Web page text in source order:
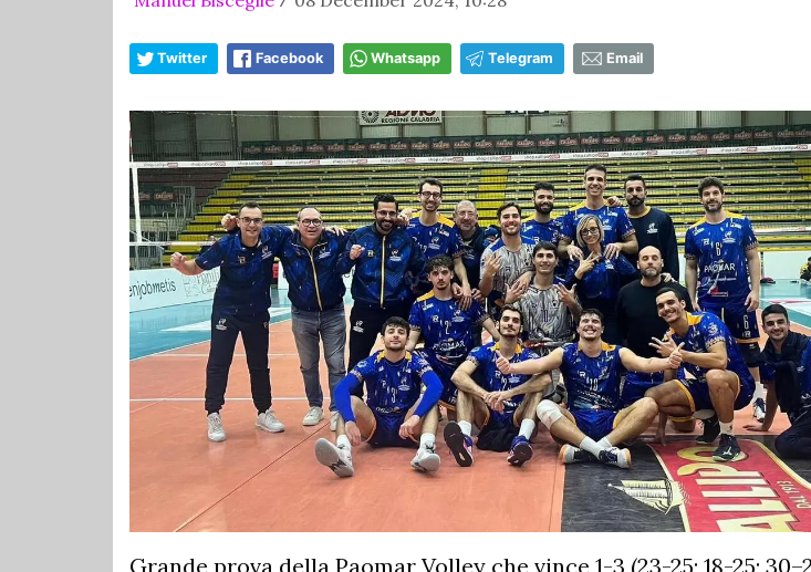
Twitter Facebook Whatsapp Telegram Email
Grande prova della Paomar Volley che vince 1-3 (23-25; 18-25;